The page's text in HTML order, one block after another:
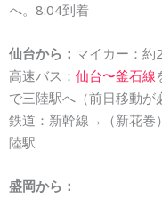
へ。8:04到着
仙台から： マイカー：約
高速バス： 仙台〜釜石線
で三陸駅へ（前日移動が
鉄道：新幹線→（新花巻
陸駅
盛岡から：